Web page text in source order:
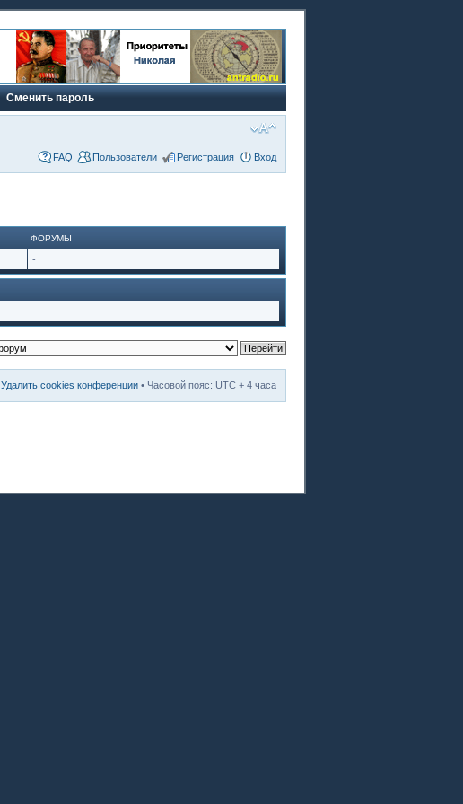
Сменить пароль
FAQ Пользователи Регистрация Вход
ФОРУМЫ
-
Удалить cookies конференции • Часовой пояс: UTC + 4 часа